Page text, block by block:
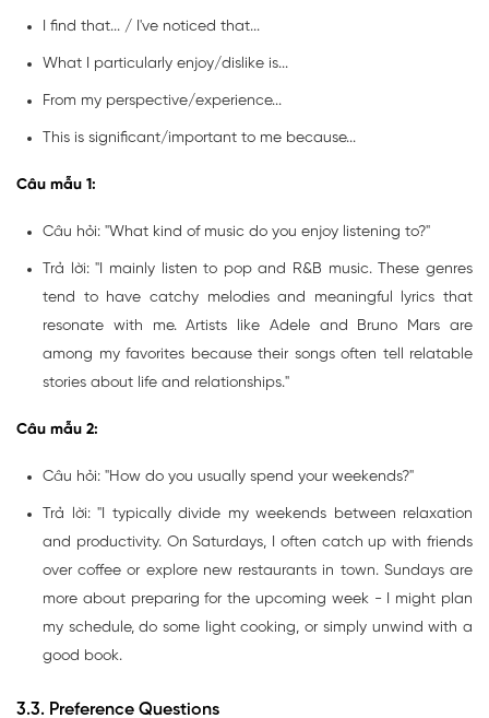
I find that... / I've noticed that...
What I particularly enjoy/dislike is...
From my perspective/experience...
This is significant/important to me because...
Câu mẫu 1:
Câu hỏi: "What kind of music do you enjoy listening to?"
Trả lời: "I mainly listen to pop and R&B music. These genres
tend to have catchy melodies and meaningful lyrics that
resonate with me. Artists like Adele and Bruno Mars are
among my favorites because their songs often tell relatable
stories about life and relationships."
Câu mẫu 2:
Câu hỏi: "How do you usually spend your weekends?"
Trả lời: "I typically divide my weekends between relaxation
and productivity. On Saturdays, I often catch up with friends
over coffee or explore new restaurants in town. Sundays are
more about preparing for the upcoming week - I might plan
my schedule, do some light cooking, or simply unwind with a
good book.
3.3. Preference Questions